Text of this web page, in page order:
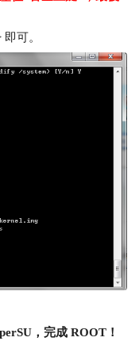
可。
，完成 ROOT！